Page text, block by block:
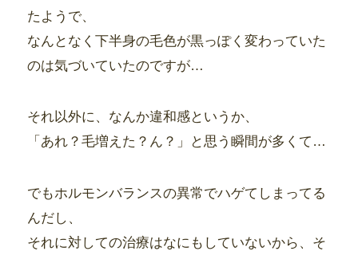
たようで、
なんとなく下半身の毛色が黒っぽく変わっていた
のは気づいていたのですが…
それ以外に、なんか違和感というか、
「あれ？毛増えた？ん？」と思う瞬間が多くて…
でもホルモンバランスの異常でハゲてしまってる
んだし、
それに対しての治療はなにもしていないから、そ